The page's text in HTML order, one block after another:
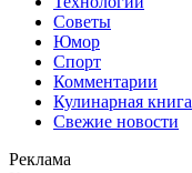
Советы
Юмор
Спорт
Комментарии
Кулинарная книга
Свежие новости
Реклама